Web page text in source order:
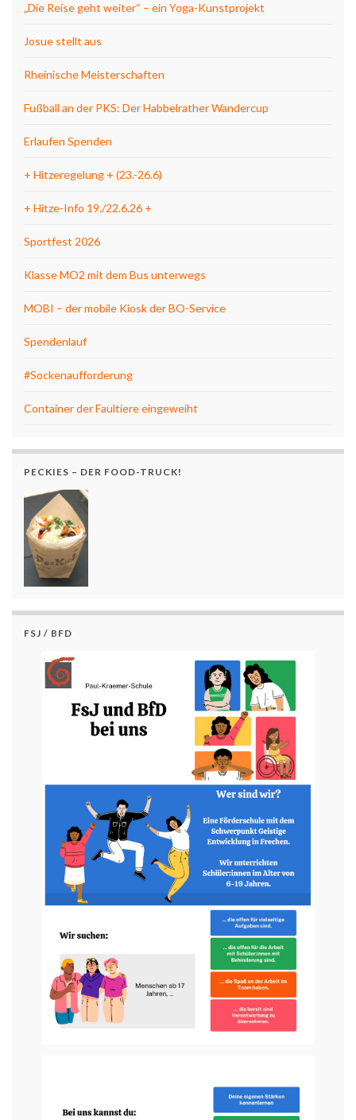
„Die Reise geht weiter“ – ein Yoga-Kunstprojekt
Josue stellt aus
Rheinische Meisterschaften
Fußball an der PKS: Der Habbelrather Wandercup
Erlaufen Spenden
+ Hitzeregelung + (23.-26.6)
+ Hitze-Info 19./22.6.26 +
Sportfest 2026
Klasse MO2 mit dem Bus unterwegs
MOBI – der mobile Kiosk der BO-Service
Spendenlauf
#Sockenaufforderung
Container der Faultiere eingeweiht
PECKIES – DER FOOD-TRUCK!
FSJ / BFD